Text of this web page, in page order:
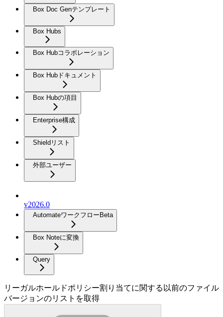
Box Doc Genテンプレート
Box Hubs
Box Hubコラボレーション
Box Hubドキュメント
Box Hubの項目
Enterprise構成
Shieldリスト
外部ユーザー
v2026.0
Automateワークフロー Beta
Box Noteに変換
Query
リーガルホールドポリシー割り当てに関する以前のファイル
バージョンのリストを取得